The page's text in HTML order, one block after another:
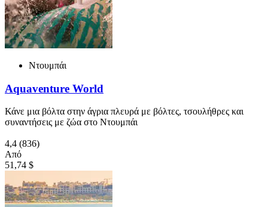
Ντουμπάι
Aquaventure World
Κάνε μια βόλτα στην άγρια πλευρά με βόλτες, τσουλήθρες και
συναντήσεις με ζώα στο Ντουμπάι
4,4 (836)
Από
51,74 $